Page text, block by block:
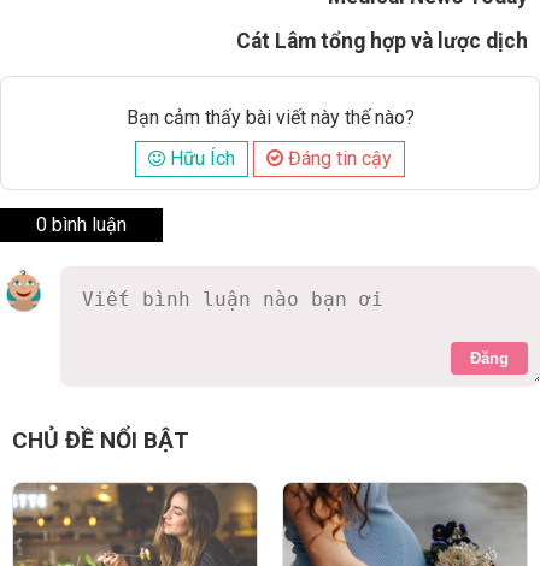
Cát Lâm tổng hợp và lược dịch
Bạn cảm thấy bài viết này thế nào?
Hữu Ích
Đáng tin cậy
0 bình luận
Đăng
CHỦ ĐỀ NỔI BẬT